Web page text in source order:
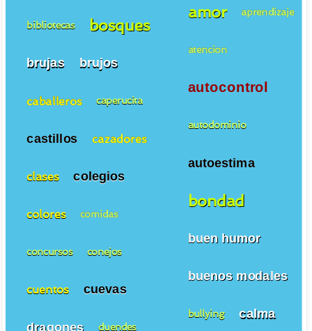
amor aprendizaje
atencion
autocontrol
autodominio
autoestima
bondad
buen humor
buenos modales
bullying calma
bibliotecas bosques
brujas brujos
caballeros caperucita
castillos cazadores
clases colegios
colores comidas
concursos conejos
cuentos cuevas
dragones duendes